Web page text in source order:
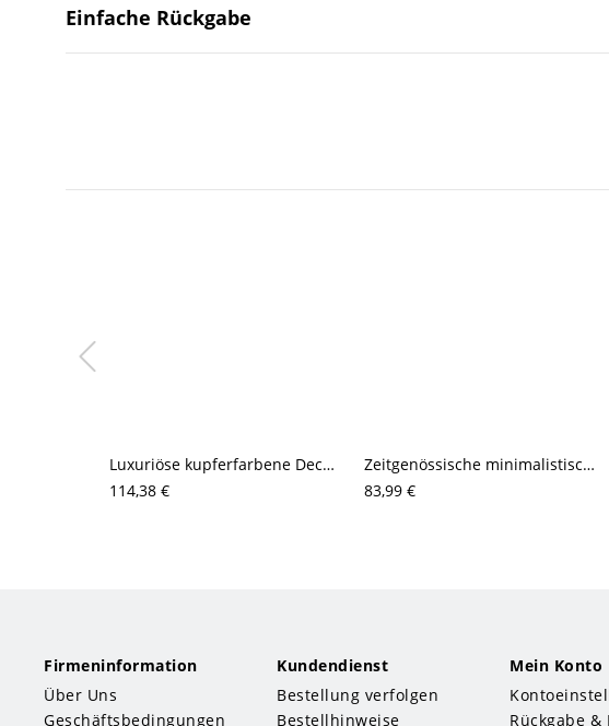
Einfache Rückgabe
Luxuriöse kupferfarbene Deckenleuchte mit bündigem Aufbau und sternförmigem, facettiertem Acrylschirm
114,38 €
Zeitgenössische minimalistische LED-Deckenleuchte, geometrische Ringleuchte für niedrige Decken
83,99 €
Firmeninformation
Über Uns
Geschäftsbedingungen
Kundendienst
Bestellung verfolgen
Bestellhinweise
Mein Konto
Rückgabe